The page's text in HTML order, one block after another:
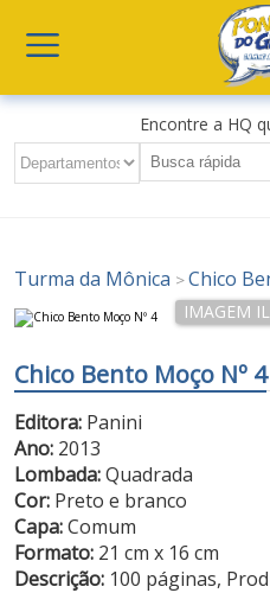
Encontre a HQ
Turma da Mônica >Chico
Chico Bento Moço Nº 4
Editora: Panini
Ano: 2013
Lombada:Quadrada
Cor: Preto e branco
Capa:Comum
Formato: 21 cm x 16 cm
Descrição: 100 páginas,